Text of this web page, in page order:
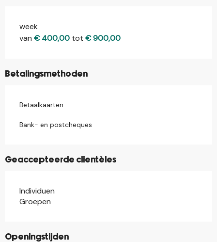
Tarieven 2026
week
van € 400,00 tot € 900,00
Betalingsmethoden
Betaalkaarten
Bank- en postcheques
Geaccepteerde clientèles
Individuen
Groepen
Openingstijden